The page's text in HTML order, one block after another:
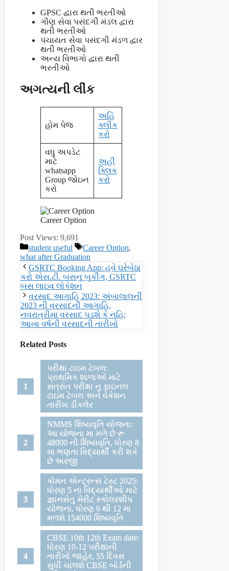
GPSC દ્વારા થતી ભરતીઓ
ગૌણ સેવા પસંદગી મંડલ દ્વારા
થતી ભરતીઓ
પંચાયત સેવા પસંદગી મંડળ દ્વાર
થતી ભરતીઓ
અન્ય વિભાગો દ્વારા થતી
ભરતીઓ
અગત્યની લીંક
હોમ પેજ
અહિં
ક્લીક
કરો
વધુ અપડેટ
માટે
whatsapp
Group જોઇન
કરો
અહીં
ક્લિક
કરો
Career Option
Post Views: 9,691
Categories
student useful Tags
Career Option,
what after Graduation
GSRTC Booking App: હવે ઘરેબેઠા
કરો એસ.ટી. બસનુ બુકીંગ, GSRTC
બસ લાઇવ લોકેશન
વરસાદ આગાહિ 2023: અંબાલાલની
2023 ની વરસાદની આગાહિ,
નવરાત્રીમા વરસાદ પડશે કે નહિ;
આખા વર્ષની વરસાદની તારીખો
Related Posts
પરીક્ષા ટાઇમ ટેબલ:
પ્રાથમિક શાળાઓ માટે
સત્રાંત પરીક્ષા નુ ફાઇનલ
ટાઇમ ટેબલ અને વેકેશન
તારીખ ડીકલેર
NMMS શિષ્યવૃતિ યોજના:
આ યોજના મા મળે છે રૂ
48000 ની શિષ્યવૃતિ, ધોરણ 8
મા ભણતા વિદ્યાર્થી કરી શકે
છે અરજી
કોમન એન્ટ્રન્સ ટેસ્ટ 2025:
ધોરણ 5 ના વિદ્યાર્થીઓ માટે
જ્ઞાનસેતુ મેરીટ સ્કોલરશીપ
યોજના, ધોરણ 6 થી 12 મા
મળશે 154000 શિષ્યવૃતિ
CBSE 10th 12th Exam date:
ધોરણ 10-12 પરીક્ષાની
તારીખો જાહેર, 55 દિવસ
સુધી ચાલશે CBSE બોર્ડની